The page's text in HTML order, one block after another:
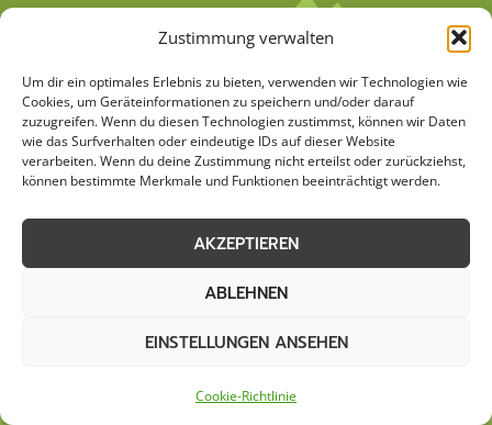
Zustimmung verwalten
Um dir ein optimales Erlebnis zu bieten, verwenden wir Technologien wie
Cookies, um Geräteinformationen zu speichern und/oder darauf
zuzugreifen. Wenn du diesen Technologien zustimmst, können wir Daten
wie das Surfverhalten oder eindeutige IDs auf dieser Website
verarbeiten. Wenn du deine Zustimmung nicht erteilst oder zurückziehst,
können bestimmte Merkmale und Funktionen beeinträchtigt werden.
AKZEPTIEREN
ABLEHNEN
EINSTELLUNGEN ANSEHEN
Cookie-Richtlinie
AGB
Datenschutzerklärung
Cookie-Richtlinie (EU)
Kontakt
Impressum
Sitemap